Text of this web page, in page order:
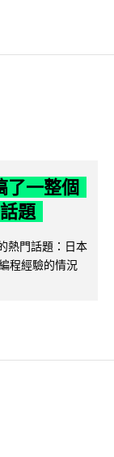
了一整個
題
熱門話題：日本
程經驗的情況